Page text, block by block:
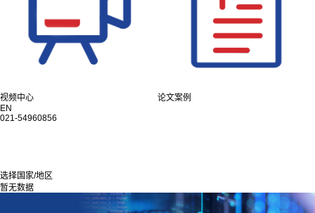
视频中心
论文案例
EN
021-54960856
选择国家/地区
暂无数据